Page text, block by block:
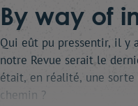
By way of
Qui eût pu pressentir, il y
notre Revue serait le
était, en réalité, une
chemin ?